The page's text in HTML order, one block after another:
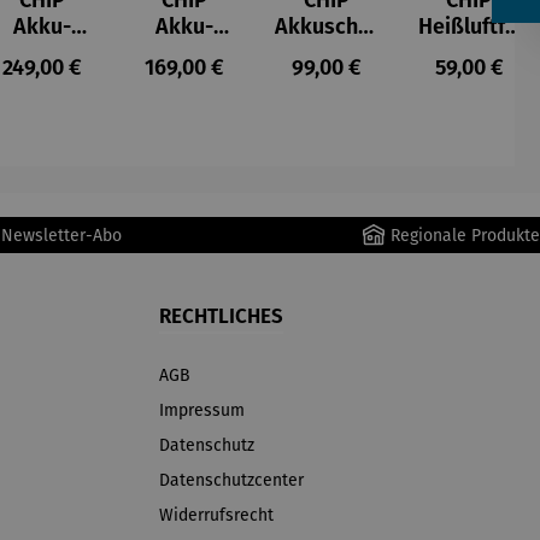
Akku-
Staubsau
ger
Regulärer Preis:
249,00 €
Akku-
Staubsau
ger DS02
Regulärer Preis:
169,00 €
Akkuschra
uber
Regulärer Preis:
99,00 €
Heißluftfri
tteuse
Regulärer
59,00 €
Abo Regionale Produkte
RECHTLICHES
AGB
Impressum
Datenschutz
Datenschutzcenter
Widerrufsrecht